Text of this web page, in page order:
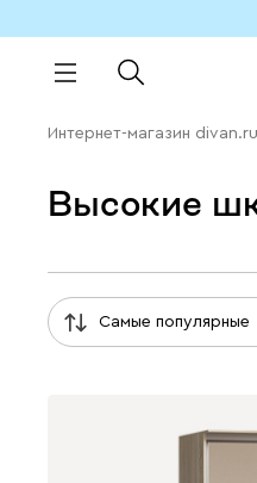
Интернет-магазин divan.ru
Высокие
Самые популярные